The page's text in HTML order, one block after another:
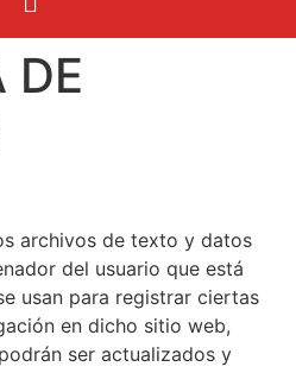
DE
archivos de texto y datos
del usuario que está
usan para registrar ciertas
en dicho sitio web,
ser actualizados y